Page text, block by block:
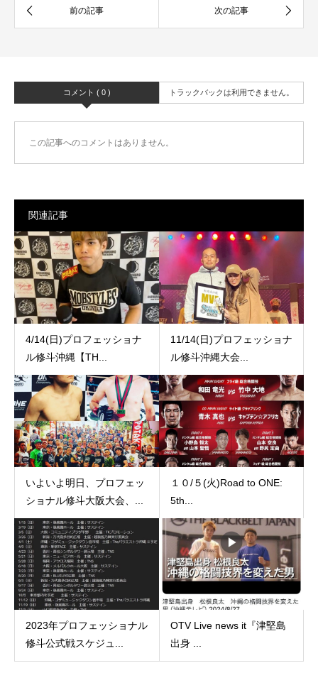
コメント ( 0 ) トラックバックは利用できません。
この記事へのコメントはありません。
関連記事
4/14(日)プロフェッショナ
ル修斗沖縄【TH...
11/14(日)プロフェッショナ
ル修斗沖縄大会...
いよいよ明日、プロフェッ
ショナル修斗大阪大会、...
１０/５(火)Road to ONE:
5th...
2023年プロフェッショナル
修斗公式戦スケジュ...
OTV Live news it『津堅島
出身 ...